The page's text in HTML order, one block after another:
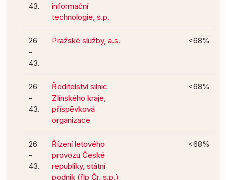
43.
informační
technologie, s.p.
26
-
43.
Pražské služby, a.s. <68%
26
-
43.
Ředitelství silnic
Zlínského kraje,
příspěvková
organizace
<68%
26
-
43.
Řízení letového
provozu České
republiky, státní
podnik (řlp Čr, s.p.)
<68%